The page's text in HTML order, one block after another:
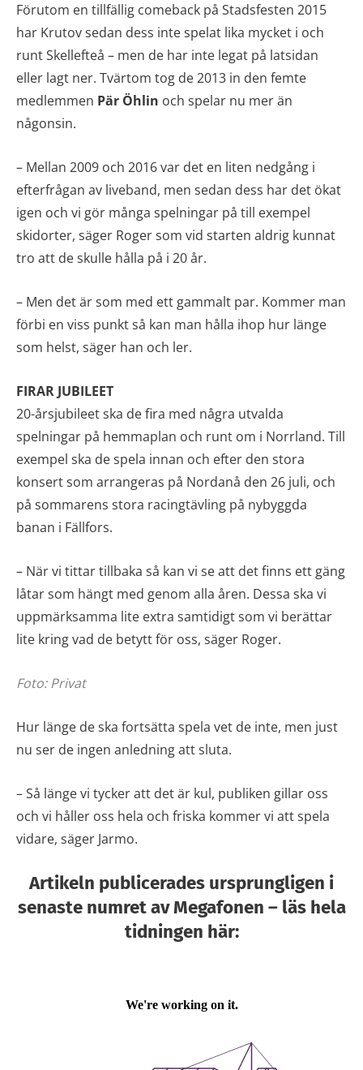
Förutom en tillfällig comeback på Stadsfesten 2015
har Krutov sedan dess inte spelat lika mycket i och
runt Skellefteå – men de har inte legat på latsidan
eller lagt ner. Tvärtom tog de 2013 in den femte
medlemmen Pär Öhlin och spelar nu mer än
någonsin.
– Mellan 2009 och 2016 var det en liten nedgång i
efterfrågan av liveband, men sedan dess har det ökat
igen och vi gör många spelningar på till exempel
skidorter, säger Roger som vid starten aldrig kunnat
tro att de skulle hålla på i 20 år.
– Men det är som med ett gammalt par. Kommer man
förbi en viss punkt så kan man hålla ihop hur länge
som helst, säger han och ler.
FIRAR JUBILEET
20-årsjubileet ska de fira med några utvalda
spelningar på hemmaplan och runt om i Norrland. Till
exempel ska de spela innan och efter den stora
konsert som arrangeras på Nordanå den 26 juli, och
på sommarens stora racingtävling på nybyggda
banan i Fällfors.
– När vi tittar tillbaka så kan vi se att det finns ett gäng
låtar som hängt med genom alla åren. Dessa ska vi
uppmärksamma lite extra samtidigt som vi berättar
lite kring vad de betytt för oss, säger Roger.
Foto: Privat
Hur länge de ska fortsätta spela vet de inte, men just
nu ser de ingen anledning att sluta.
– Så länge vi tycker att det är kul, publiken gillar oss
och vi håller oss hela och friska kommer vi att spela
vidare, säger Jarmo.
Artikeln publicerades ursprungligen i
senaste numret av Megafonen – läs hela
tidningen här: